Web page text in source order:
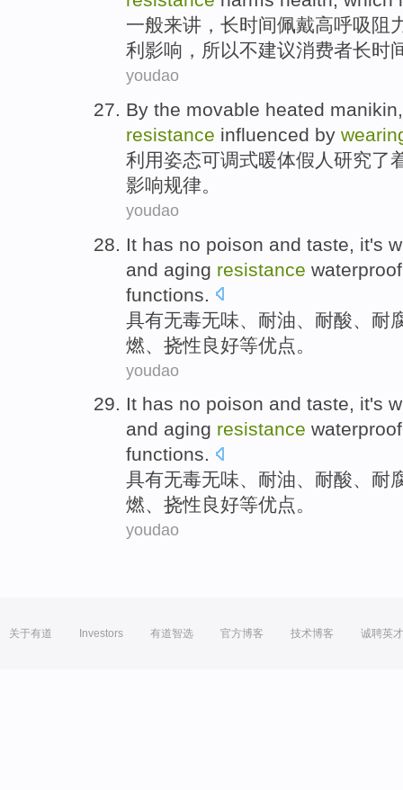
一般来讲， 长时间佩戴高呼吸 阻
利影响， 所以不建议消费者长时
youdao
By the movable heated
resistance influenced by
利用姿态可调式暖体假 人 研究了
影响规律。
youdao
It has no poison and taste, it's
and aging resistance waterproof
functions.
具有无毒无味、 耐油 耐酸 、耐
燃 、挠性良好等优点。
youdao
It has no poison and taste, it's
and aging resistance waterproof
functions.
具有无毒无味、 耐油、 耐酸、耐
燃、挠性良好等优点。
youdao
关于有道 Investors 有道智选 官方博客 技术博客 诚聘英才